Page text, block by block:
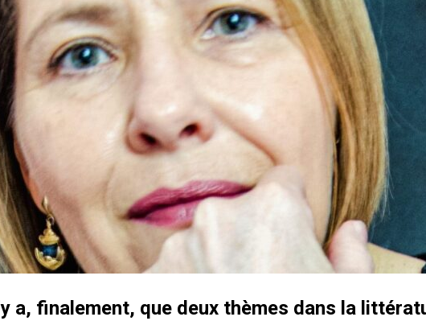
» – entretien réalisé par Leonard Popa
FEATURED
2026 ] Lancement du roman Le Saint n°6 de Tatiana Niculescu aux Éditions
ACTUALITÉ
2026 ] Interview. Pascal Louvrier : Malraux est là où il faut être quand la liberté l’exige
dictatures
2025 ]
Interview – Adélaïde de Clermont-Tonnerre, Prix Renaudot 2025 : Revisiter
c’est en réalité le garder vivant
2026 ] Interview. Sarah Hatimi : Pour moi, le poète accepte de prêter sa voix aux
que les autres ne savent pas nommer
FEATURED
a, finalement, que deux thèmes dans la